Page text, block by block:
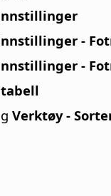
-
-
Verktøy -